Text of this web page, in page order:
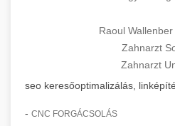
Raoul
Zahnarzt
Zahnarzt
seo keresőoptimalizálás,
- CNC FORGÁCSOLÁS